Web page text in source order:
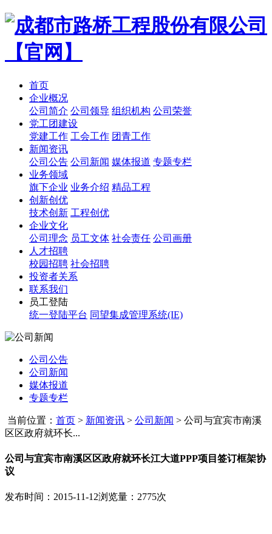
首页
企业概况
公司简介 公司领导 组织机构 公司荣誉
党工团建设
党建工作 工会工作 团青工作
新闻资讯
公司公告 公司新闻 媒体报道 专题专栏
业务领域
旗下企业 业务介绍 精品工程
创新创优
技术创新 工程创优
企业文化
公司理念 员工文体 社会责任 公司画册
人才招聘
校园招聘 社会招聘
投资者关系
联系我们
员工登陆
统一登陆平台 同望集成管理系统(IE)
公司公告
公司新闻
媒体报道
专题专栏
当前位置： 首页 > 新闻资讯 > 公司新闻 > 公司与宜宾市南溪
区区政府就环长...
公司与宜宾市南溪区区政府就环长江大道PPP项目签订框架协
议
发布时间：2015-11-12浏览量：2775次